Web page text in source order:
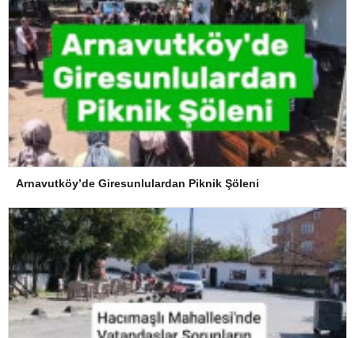
Arnavutköy’de Giresunlulardan Piknik Şöleni